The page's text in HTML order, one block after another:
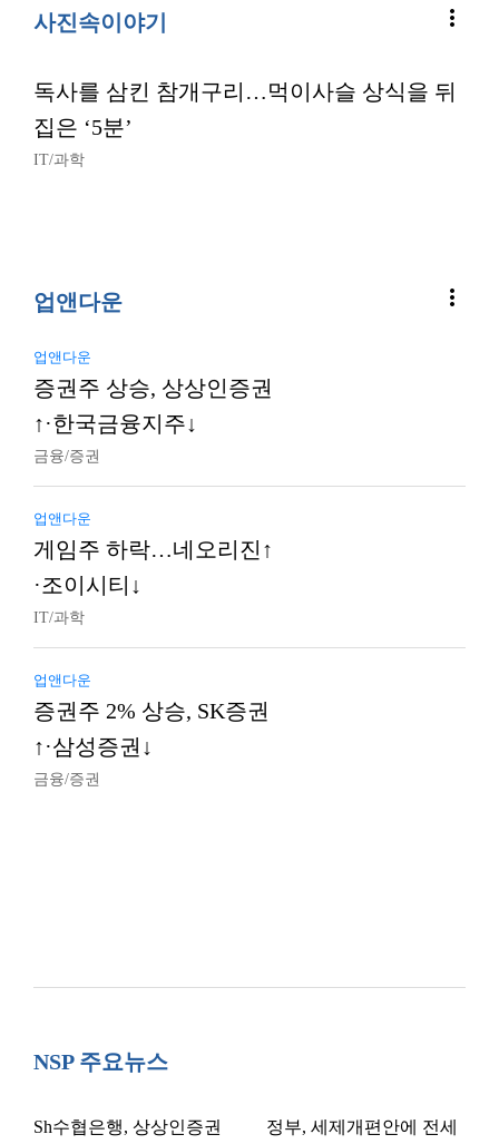
사진속이야기 more_vert
독사를 삼킨 참개구리…먹이사슬 상식을 뒤
집은 ‘5분’
IT/과학
업앤다운 more_vert
업앤다운
증권주 상승, 상상인증권
↑·한국금융지주↓
금융/증권
업앤다운
게임주 하락…네오리진↑
·조이시티↓
IT/과학
업앤다운
증권주 2% 상승, SK증권
↑·삼성증권↓
금융/증권
NSP 주요뉴스
Sh수협은행, 상상인증권
정부, 세제개편안에 전세